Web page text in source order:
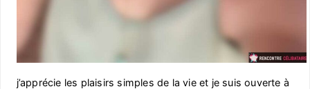
j’apprécie les plaisirs simples de la vie et je suis ouverte à